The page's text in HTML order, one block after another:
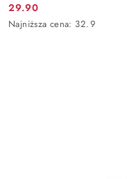
Cena
promocyjna:
29.90
Najniższa
Najniższa cena: 32.9